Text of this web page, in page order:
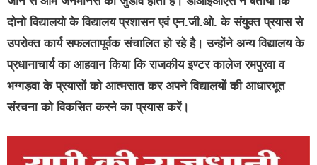
दोनो विद्यालयो के विद्यालय प्रशासन एवं एन.जी.ओ. के संयुक्त प्रयास से
उपरोक्त कार्य सफलतापूर्वक संचालित हो रहे है। उन्होंने अन्य विद्यालय के
प्रधानाचार्य का आहवान किया कि राजकीय इण्टर कालेज रमपुरवा व
भग्गड़वा के प्रयासों को आत्मसात कर अपने विद्यालयों की आधारभूत
संरचना को विकसित करने का प्रयास करें।